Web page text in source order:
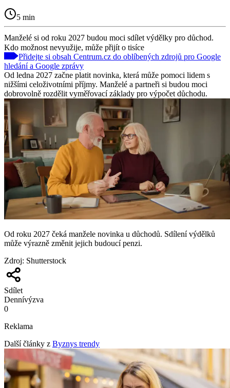
5 min
Manželé si od roku 2027 budou moci sdílet výdělky pro důchod.
Kdo možnost nevyužije, může přijít o tisíce
Přidejte si obsah Centrum.cz do oblíbených zdrojů pro Google
hledání a Google zprávy
Od ledna 2027 začne platit novinka, která může pomoci lidem s
nižšími celoživotními příjmy. Manželé a partneři si budou moci
dobrovolně rozdělit vyměřovací základy pro výpočet důchodu.
Od roku 2027 čeká manžele novinka u důchodů. Sdílení výdělků
může výrazně změnit jejich budoucí penzi.
Zdroj: Shutterstock
Sdílet
Dennívýzva
0
Reklama
Další články z Byznys trendy